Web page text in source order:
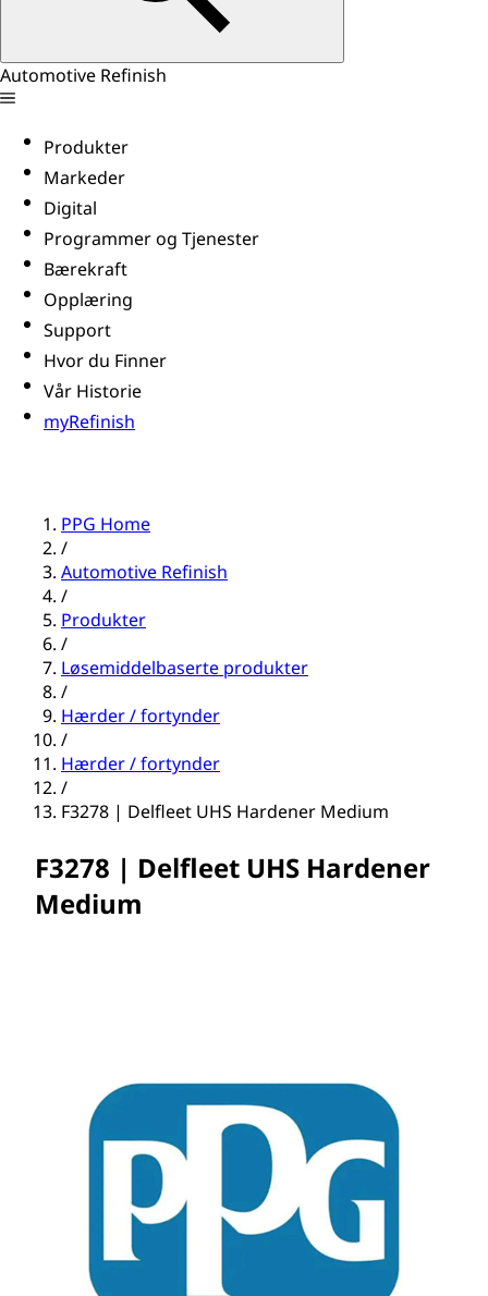
Automotive Refinish
Produkter
Markeder
Digital
Programmer og Tjenester
Bærekraft
Opplæring
Support
Hvor du Finner
Vår Historie
myRefinish
PPG Home
/
Automotive Refinish
/
Produkter
/
Løsemiddelbaserte produkter
/
Hærder / fortynder
/
Hærder / fortynder
/
F3278 | Delfleet UHS Hardener Medium
F3278 | Delfleet UHS Hardener
Medium